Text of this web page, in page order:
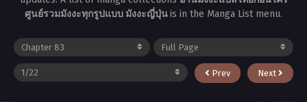
ศูนย์รวมมังงะทุกรูปแบบ มังงะญี่ปุ่นis in the Manga List menu.
Prev Next